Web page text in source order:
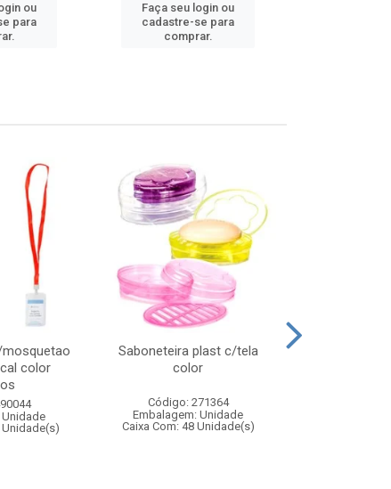
ou
para
Faça seu login ou
cadastre-se para
comprar.
color
Unidade(s)
Saboneteira plast c/tela
color
Código: 271364
Embalagem: Unidade
Caixa Com: 48 Unidade(s)